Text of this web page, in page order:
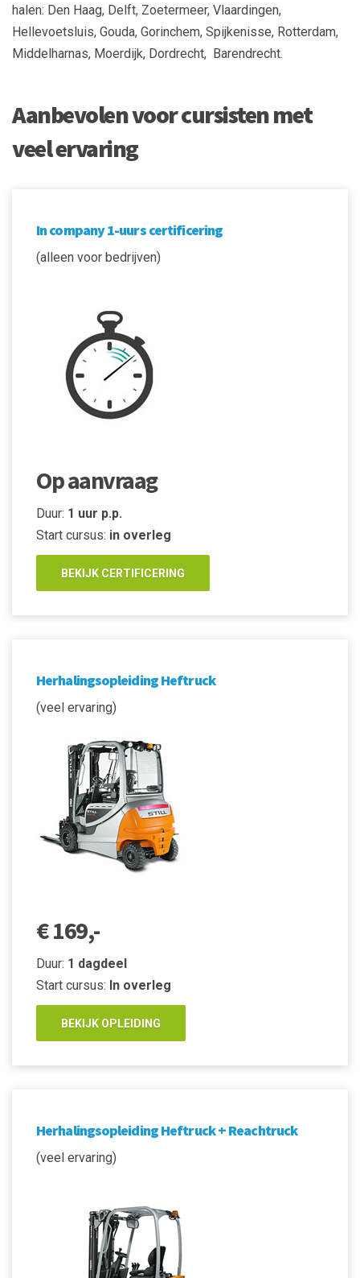
halen: Den Haag, Delft, Zoetermeer, Vlaardingen,
Hellevoetsluis, Gouda, Gorinchem, Spijkenisse, Rotterdam,
Middelharnas, Moerdijk, Dordrecht, Barendrecht.
Aanbevolen voor cursisten met
veel ervaring
In company 1-uurs certificering
(alleen voor bedrijven)
Op aanvraag
Duur: 1 uur p.p.
Start cursus: in overleg
BEKIJK CERTIFICERING
Herhalingsopleiding Heftruck
(veel ervaring)
€ 169,-
Duur: 1 dagdeel
Start cursus: In overleg
BEKIJK OPLEIDING
Herhalingsopleiding Heftruck + Reachtruck
(veel ervaring)